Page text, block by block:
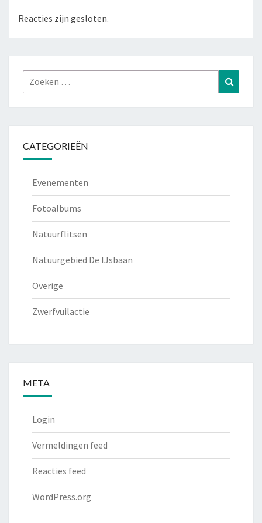
Reacties zijn gesloten.
Zoeken
naar:
CATEGORIEËN
Evenementen
Fotoalbums
Natuurflitsen
Natuurgebied De IJsbaan
Overige
Zwerfvuilactie
META
Login
Vermeldingen feed
Reacties feed
WordPress.org